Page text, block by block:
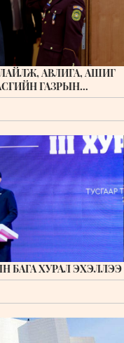
АВЛИГА, АШИГ
ГАЗРЫН
БАГА ХУРАЛ ЭХЭЛЛЭЭ